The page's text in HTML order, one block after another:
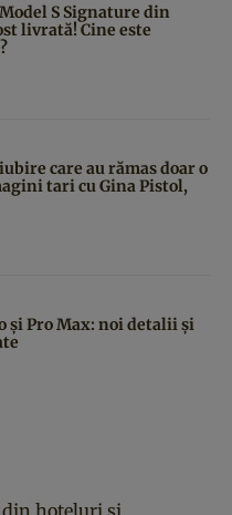
S Signature din
livrată! Cine este
care au rămas doar o
tari cu Gina Pistol,
și Pro Max: noi detalii și
din hoteluri și